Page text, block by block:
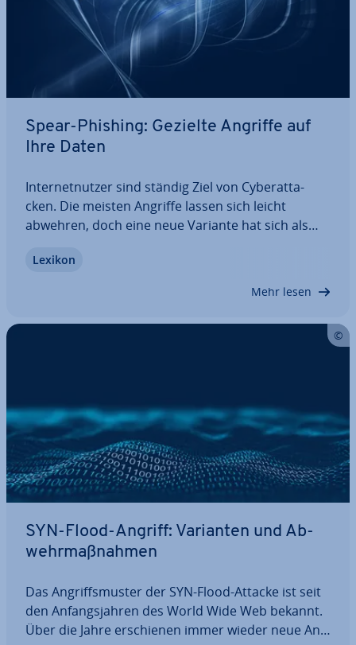
Spear-Phishing: Gezielte Angriffe auf
Ihre Daten
In­ter­net­nut­zer sind ständig Ziel von Cy­ber­at­ta­
cken. Die meisten Angriffe lassen sich leicht
abwehren, doch eine neue Variante hat sich als
ist keine Spur von un­sin­ni­gen Inhalten oder
Lexikon
Mehr lesen
SYN-Flood-Angriff: Varianten und Ab­
wehr­maß­nah­men
Das An­griffs­mus­ter der SYN-Flood-Attacke ist seit
den An­fangs­jah­ren des World Wide Web bekannt.
Über die Jahre er­schie­nen immer wieder neue An­